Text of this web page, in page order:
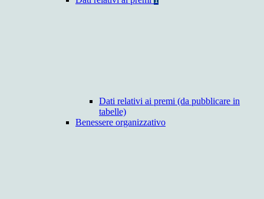
Dati relativi ai premi (da pubblicare in
tabelle)
Benessere organizzativo